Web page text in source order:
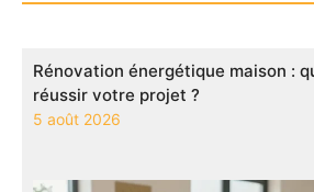
Rénovation énergétique maison :
réussir votre projet ?
5 août 2026